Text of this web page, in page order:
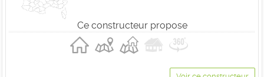
Ce constructeur propose